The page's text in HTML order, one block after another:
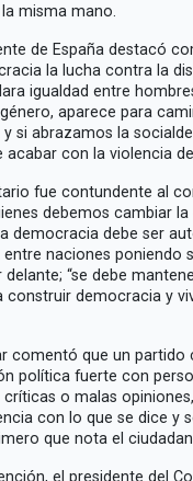
misma mano.
de España destacó
la lucha contra la
igualdad entre
aparece para
si abrazamos la
acabar con la violencia de
fue contundente al
debemos cambiar la
democracia debe ser
naciones poniendo
“se debe
construir democracia y
comentó que un partido
política fuerte con
críticas o malas
con lo que se dice y
que nota el
el presidente del